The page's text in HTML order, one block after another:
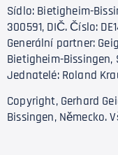
Sídlo: Bietigheim-
300591, DIČ. Číslo:
Generální partner:
Bietigheim-
Jednatelé: Roland
Copyright, Gerhard
Bissingen, Německo.